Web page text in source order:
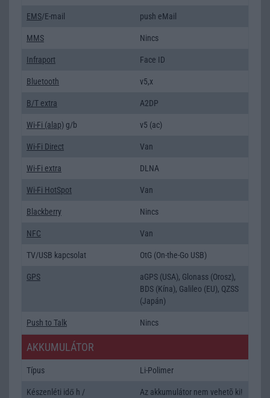
EMS/E-mail push eMail
MMS Nincs
Infraport Face ID
Bluetooth v5,x
B/T extra A2DP
Wi-Fi (alap) g/b v5 (ac)
Wi-Fi Direct Van
Wi-Fi extra DLNA
Wi-Fi HotSpot Van
Blackberry Nincs
NFC Van
TV/USB kapcsolat OtG (On-the-Go USB)
GPS
aGPS (USA), Glonass (Orosz),
BDS (Kína), Galileo (EU), QZSS
(Japán)
Push to Talk Nincs
AKKUMULÁTOR
Típus Li-Polimer
Készenléti idő h /
Az akkumulátor nem vehetõ ki!